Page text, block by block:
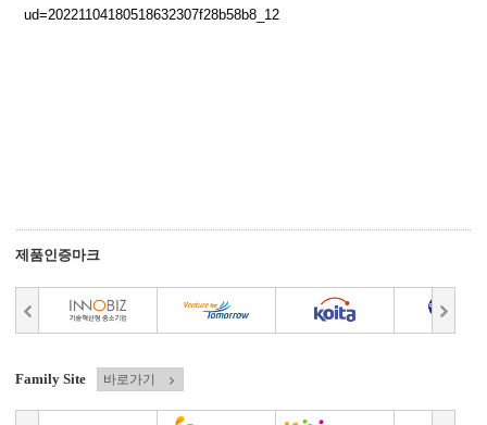
ud=20221104180518632307f28b58b8_12
제품인증마크
Family Site 바로가기